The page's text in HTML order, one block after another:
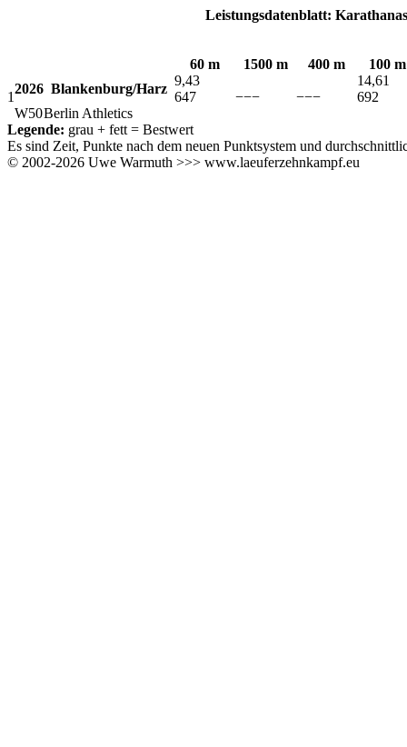
Leistungsdatenblatt:
60 m 1500 m 400 m 100 m
1
2026 Blankenburg/Harz
9,43
14,61
647
−−− −−−
692
W50Berlin Athletics
Legende: grau + fett = Bestwert
Es sind Zeit, Punkte nach dem neuen Punktsystem und
© 2002-2026 Uwe Warmuth >>> www.laeuferzehnkampf.eu